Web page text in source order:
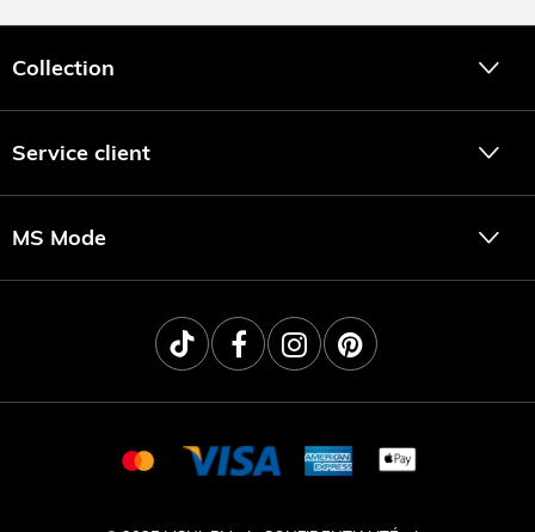
une touche de stretch. Résultat, la blouse suit vos
mouvements et reste agréable à porter toute la journée.
perdre en style. Certains modèles sont plus longs et tombent
joliment sur les hanches, pour une silhouette flatteuse et
Des blouses légères pour les journées
Lors des journées plus chaudes, une blouse légère est idéale.
Les matières respirantes comme la viscose ou le coton
apportent fraîcheur et confort, même lors des journées bien
de légèreté, tout en restant élégante.
Collection
Service client
MS Mode